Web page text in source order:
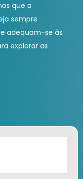
que a
sempre
adequam-se às
explorar as